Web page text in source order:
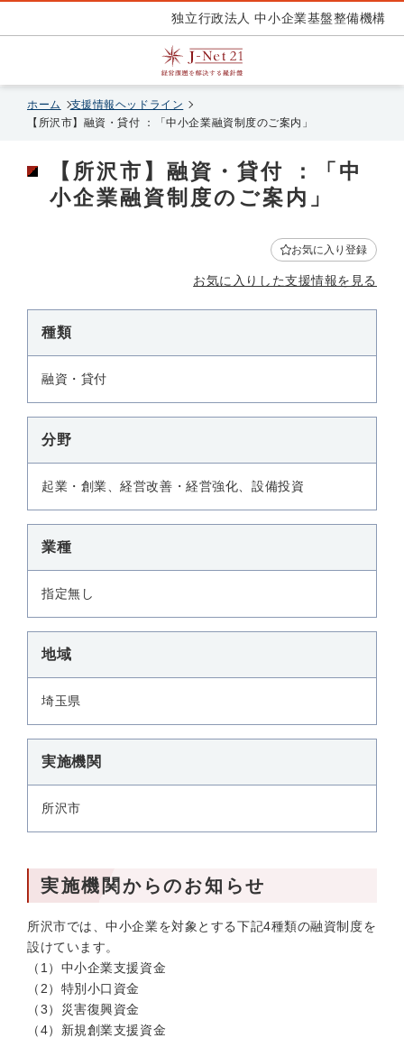
独立行政法人 中小企業基盤整備機構
ホーム
支援情報ヘッドライン
【所沢市】融資・貸付 ：「中小企業融資制度のご案内」
【所沢市】融資・貸付 ：「中
小企業融資制度のご案内」
お気に入り登録
お気に入りした支援情報を見る
種類
融資・貸付
分野
起業・創業、経営改善・経営強化、設備投資
業種
指定無し
地域
埼玉県
実施機関
所沢市
実施機関からのお知らせ
所沢市では、中小企業を対象とする下記4種類の融資制度を
設けています。
（1）中小企業支援資金
（2）特別小口資金
（3）災害復興資金
（4）新規創業支援資金